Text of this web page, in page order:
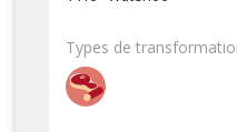
Types de